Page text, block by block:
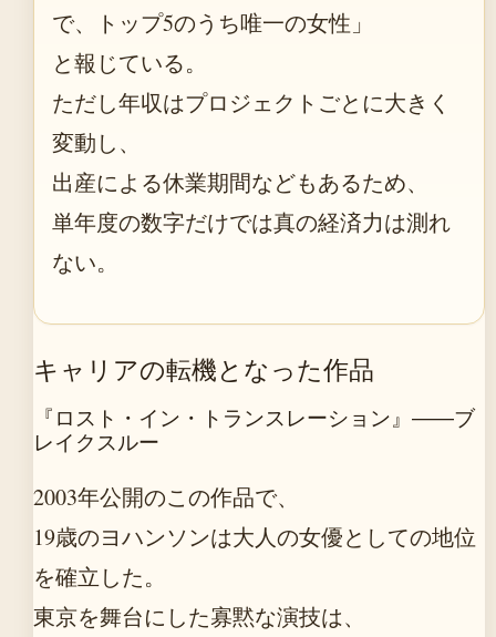
で、トップ5のうち唯一の女性」
と報じている。
ただし年収はプロジェクトごとに大きく
変動し、
出産による休業期間などもあるため、
単年度の数字だけでは真の経済力は測れ
ない。
キャリアの転機となった作品
『ロスト・イン・トランスレーション』——ブ
レイクスルー
2003年公開のこの作品で、
19歳のヨハンソンは大人の女優としての地位
を確立した。
東京を舞台にした寡黙な演技は、